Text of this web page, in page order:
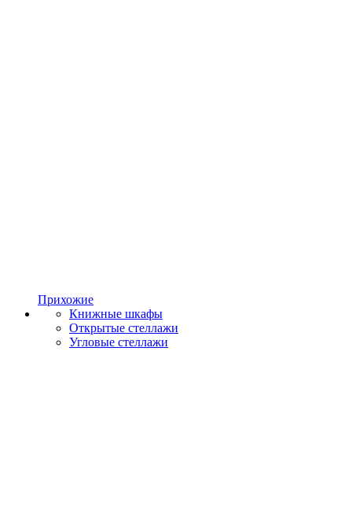
Прихожие
Книжные шкафы
Открытые стеллажи
Угловые стеллажи